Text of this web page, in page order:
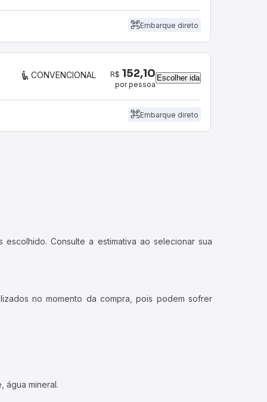
Embarque direto
CONVENCIONAL R$ 152,10
por pessoa
Escolher ida
Embarque direto
Consulte a estimativa ao selecionar sua
no momento da compra, pois podem sofrer
água mineral.